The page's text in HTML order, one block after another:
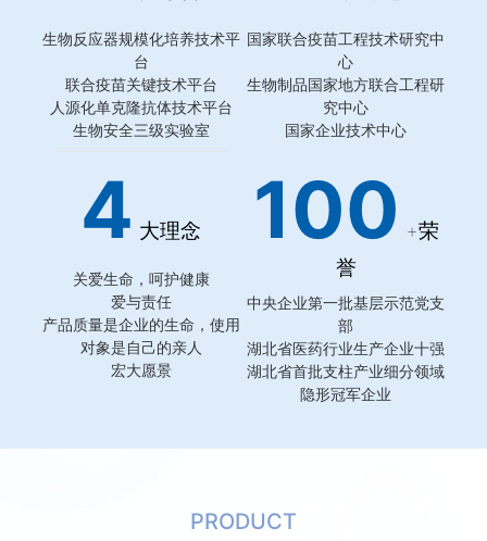
生物反应器规模化培养技术平
台
联合疫苗关键技术平台
人源化单克隆抗体技术平台
生物安全三级实验室
国家联合疫苗工程技术研究中
心
生物制品国家地方联合工程研
究中心
国家企业技术中心
4 大理念
关爱生命，呵护健康
爱与责任
产品质量是企业的生命，使用
对象是自己的亲人
宏大愿景
100 +荣
誉
中央企业第一批基层示范党支
部
湖北省医药行业生产企业十强
湖北省首批支柱产业细分领域
隐形冠军企业
PRODUCT